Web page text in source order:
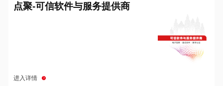
点聚-可信软件与服务提供商
进入详情